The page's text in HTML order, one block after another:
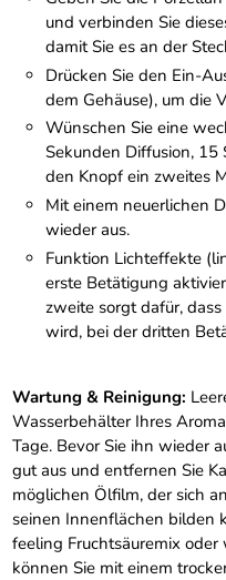
und verbinden Sie
damit Sie es an der
Drücken Sie den Ein-
dem Gehäuse), um die
Wünschen Sie eine
Sekunden Diffusion, 15
den Knopf ein zweites
Mit einem neuerlichen
wieder aus.
Funktion Lichteffekte
erste Betätigung
zweite sorgt dafür,
wird, bei der dritten
Wartung & Reinigung:
Wasserbehälter Ihres
Tage. Bevor Sie ihn wieder
gut aus und entfernen Sie
möglichen Ölfilm, der sich
seinen Innenflächen bilden
feeling Fruchtsäuremix
können Sie mit einem